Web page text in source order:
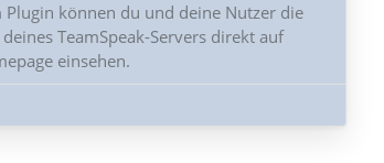
Plugin können du und deine Nutzer die
TeamSpeak-Servers direkt auf
einsehen.